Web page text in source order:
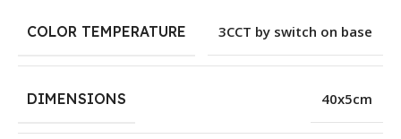
COLOR TEMPERATURE 3CCT by switch on base
DIMENSIONS 40x5cm